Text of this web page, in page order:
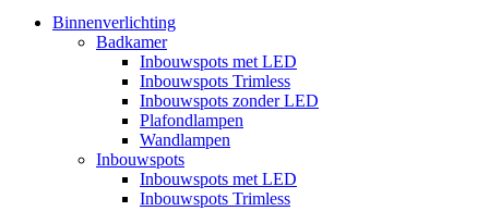
Binnenverlichting
Badkamer
Inbouwspots met LED
Inbouwspots Trimless
Inbouwspots zonder LED
Plafondlampen
Wandlampen
Inbouwspots
Inbouwspots met LED
Inbouwspots Trimless